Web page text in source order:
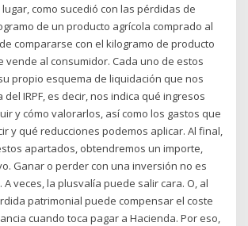
lugar, como sucedió con las pérdidas de
de un producto agrícola comprado al
compararse con el kilogramo de producto
vende al consumidor. Cada uno de estos
propio esquema de liquidación que nos
IRPF, es decir, nos indica qué ingresos
y cómo valorarlos, así como los gastos que
y qué reducciones podemos aplicar. Al final,
apartados, obtendremos un importe,
Ganar o perder con una inversión no es
veces, la plusvalía puede salir cara. O, al
patrimonial puede compensar el coste
cuando toca pagar a Hacienda. Por eso,